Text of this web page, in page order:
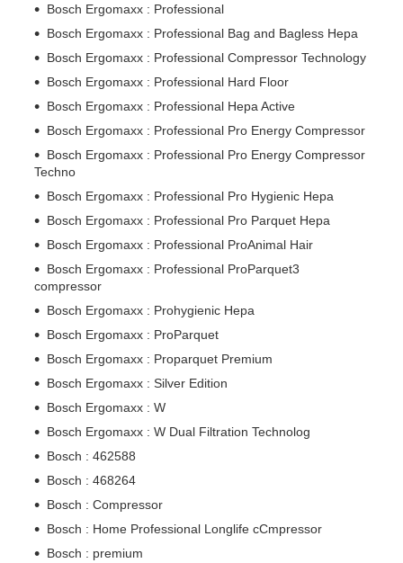
Bosch Ergomaxx : Professional
Bosch Ergomaxx : Professional Bag and Bagless Hepa
Bosch Ergomaxx : Professional Compressor Technology
Bosch Ergomaxx : Professional Hard Floor
Bosch Ergomaxx : Professional Hepa Active
Bosch Ergomaxx : Professional Pro Energy Compressor
Bosch Ergomaxx : Professional Pro Energy Compressor
Techno
Bosch Ergomaxx : Professional Pro Hygienic Hepa
Bosch Ergomaxx : Professional Pro Parquet Hepa
Bosch Ergomaxx : Professional ProAnimal Hair
Bosch Ergomaxx : Professional ProParquet3
compressor
Bosch Ergomaxx : Prohygienic Hepa
Bosch Ergomaxx : ProParquet
Bosch Ergomaxx : Proparquet Premium
Bosch Ergomaxx : Silver Edition
Bosch Ergomaxx : W
Bosch Ergomaxx : W Dual Filtration Technolog
Bosch : 462588
Bosch : 468264
Bosch : Compressor
Bosch : Home Professional Longlife cCmpressor
Bosch : premium